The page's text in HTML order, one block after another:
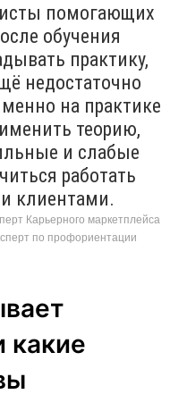
помогающих
обучения
практику,
недостаточно
на практике
теорию,
и слабые
работать
клиентами.
Карьерного маркетплейса
по профориентации
какие